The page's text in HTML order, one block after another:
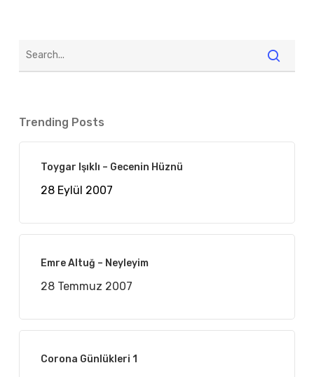
Trending Posts
Toygar Işıklı – Gecenin Hüznü
28 Eylül 2007
Emre Altuğ – Neyleyim
28 Temmuz 2007
Corona Günlükleri 1